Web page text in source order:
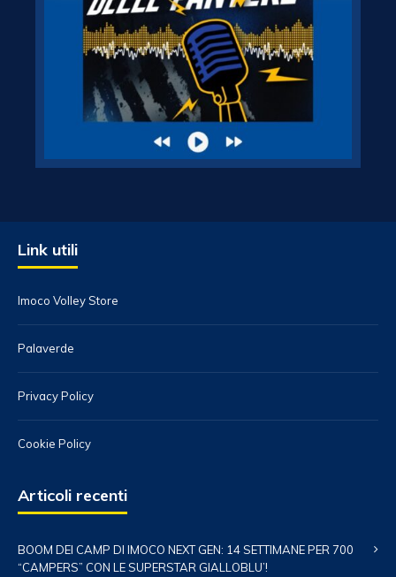
Link utili
Imoco Volley Store
Palaverde
Privacy Policy
Cookie Policy
Articoli recenti
BOOM DEI CAMP DI IMOCO NEXT GEN: 14 SETTIMANE PER 700
“CAMPERS” CON LE SUPERSTAR GIALLOBLU’!